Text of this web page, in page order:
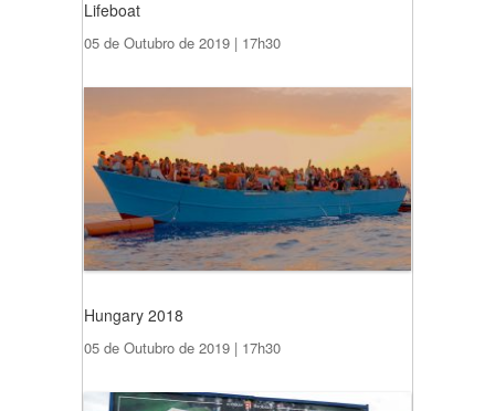
Lifeboat
05 de Outubro de 2019 | 17h30
Hungary 2018
05 de Outubro de 2019 | 17h30